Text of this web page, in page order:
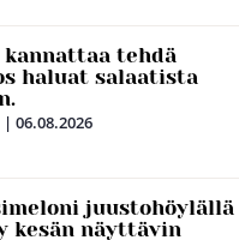
kannattaa tehdä
haluat salaatista
| 06.08.2026
juustohöylällä
kesän näyttävin